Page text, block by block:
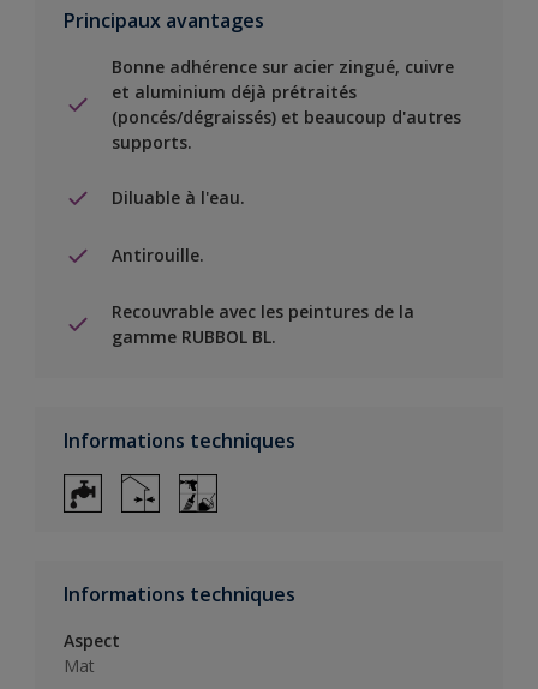
Principaux avantages
Bonne adhérence sur acier zingué, cuivre
et aluminium déjà prétraités
(poncés/dégraissés) et beaucoup d'autres
supports.
Diluable à l'eau.
Antirouille.
Recouvrable avec les peintures de la
gamme RUBBOL BL.
Informations techniques
Informations techniques
Aspect
Mat